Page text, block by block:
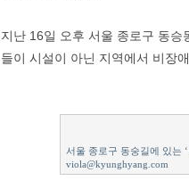
지난 16일 오후 서울 종로구 동승
들이 시설이 아닌 지역에서 비장
서울 종로구 동숭길에 있는
viola@kyunghyang.com